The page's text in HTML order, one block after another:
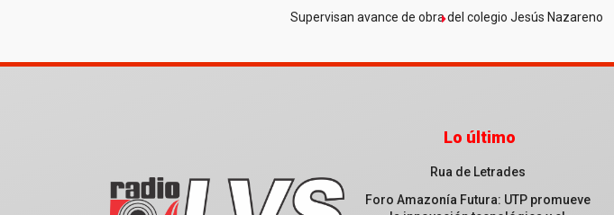
Supervisan avance de obra del colegio Jesús Nazareno
Lo último
Rua de Letrades
Foro Amazonía Futura: UTP promueve